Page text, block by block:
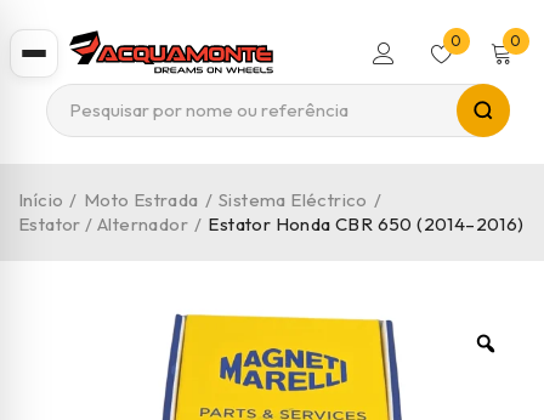
0 0
Início / Moto Estrada / Sistema Eléctrico /
Estator / Alternador / Estator Honda CBR 650 (2014–2016)